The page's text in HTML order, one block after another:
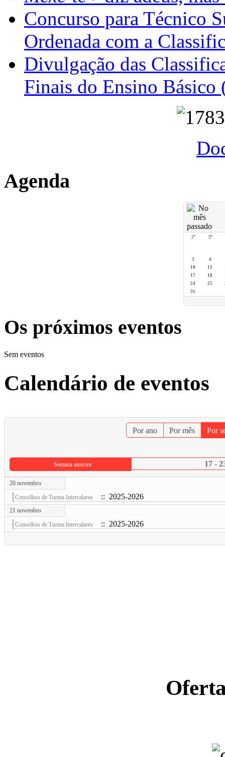
Concurso para Técnico
Ordenada com a
Divulgação das
Finais do Ensino Básico
Agenda
2ª 3ª
3
4
10
11
17
18
24
25
31
Os próximos eventos
Sem eventos
Calendário de eventos
Por ano Por mês Por
Semana anterior 17 -
20 novembro
Conselhos de Turma Intercalares
:: 2025-2026
21 novembro
Conselhos de Turma Intercalares
:: 2025-2026